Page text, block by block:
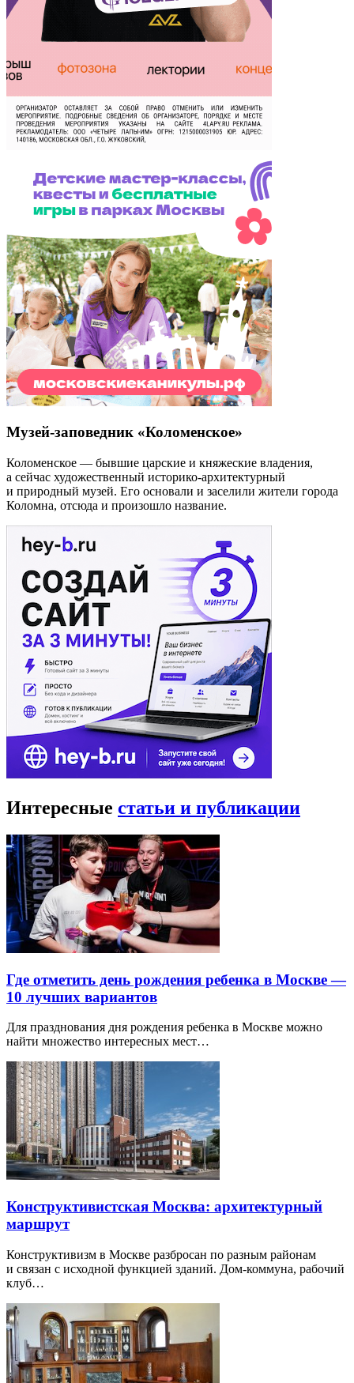
Музей-заповедник «Коломенское»
Коломенское — бывшие царские и княжеские владения,
а сейчас художественный историко-архитектурный
и природный музей. Его основали и заселили жители города
Коломна, отсюда и произошло название.
Интересные статьи и публикации
Где отметить день рождения ребенка в Москве —
10 лучших вариантов
Для празднования дня рождения ребенка в Москве можно
найти множество интересных мест…
Конструктивистская Москва: архитектурный
маршрут
Конструктивизм в Москве разбросан по разным районам
и связан с исходной функцией зданий. Дом-коммуна, рабочий
клуб…